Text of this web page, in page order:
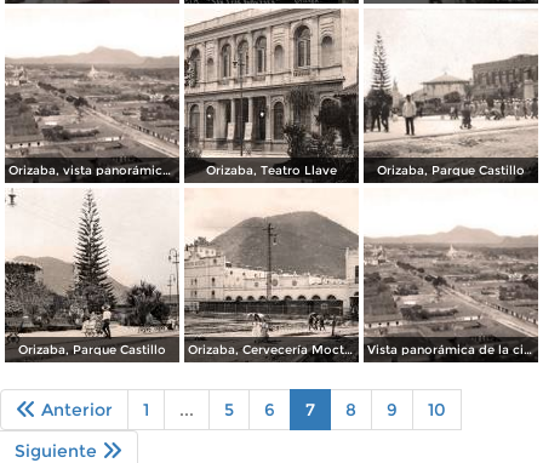
Orizaba, vista panorámica por Abel Briquet Orizaba, Teatro Llave Orizaba, Parque Castillo
Orizaba, Parque Castillo Orizaba, Cervecería Moctezuma Vista panorámica de la ciudad de Orizaba
Anterior 1 ... 5 6 7 8 9
10
Siguiente